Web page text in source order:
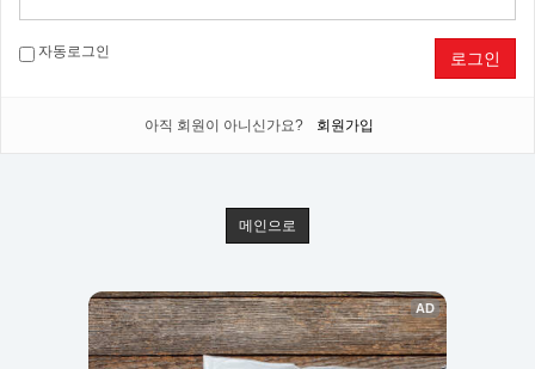
자동로그인 로그인
아직 회원이 아니신가요? 회원가입
메인으로